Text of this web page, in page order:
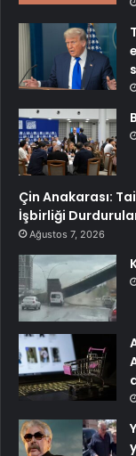
Çin Anakarası:
İşbirliği
Ağustos 7, 2026